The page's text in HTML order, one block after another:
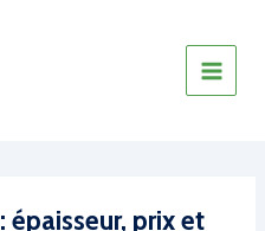
épaisseur, prix et